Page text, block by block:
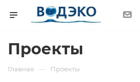
Проекты
Главная — Проекты